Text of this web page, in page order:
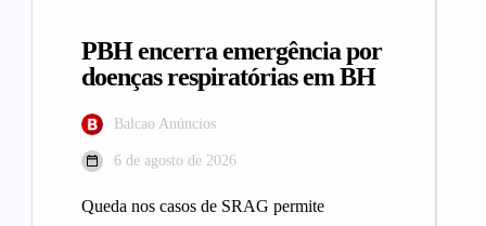
PBH encerra emergência por
doenças respiratórias em BH
Balcao Anúncios
6 de agosto de 2026
Queda nos casos de SRAG permite